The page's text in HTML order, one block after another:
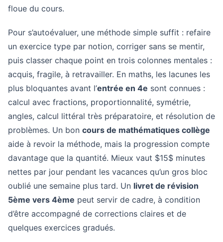
floue du cours.
Pour s’autoévaluer, une méthode simple suffit : refaire
un exercice type par notion, corriger sans se mentir,
puis classer chaque point en trois colonnes mentales :
acquis, fragile, à retravailler. En maths, les lacunes les
plus bloquantes avant l’entrée en 4e sont connues :
calcul avec fractions, proportionnalité, symétrie,
angles, calcul littéral très préparatoire, et résolution de
problèmes. Un bon cours de mathématiques collège
aide à revoir la méthode, mais la progression compte
davantage que la quantité. Mieux vaut $15$ minutes
nettes par jour pendant les vacances qu’un gros bloc
oublié une semaine plus tard. Un livret de révision
5ème vers 4ème peut servir de cadre, à condition
d’être accompagné de corrections claires et de
quelques exercices gradués.